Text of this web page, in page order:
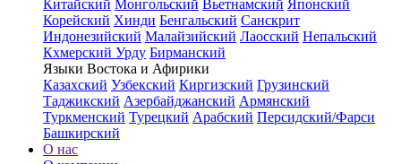
Китайский Монгольский Вьетнамский Японский
Корейский Хинди Бенгальский Санскрит
Индонезийский Малайзийский Лаосский Непальский
Кхмерский Урду Бирманский
Языки Востока и Афирики
Казахский Узбекский Киргизский Грузинский
Таджикский Азербайджанский Армянский
Туркменский Турецкий Арабский Персидский/Фарси
Башкирский
О нас